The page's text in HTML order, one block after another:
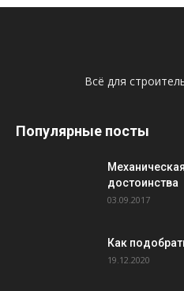
Всё для
Популярные посты
достоинства
03.09.2017
Как
19.12.2020